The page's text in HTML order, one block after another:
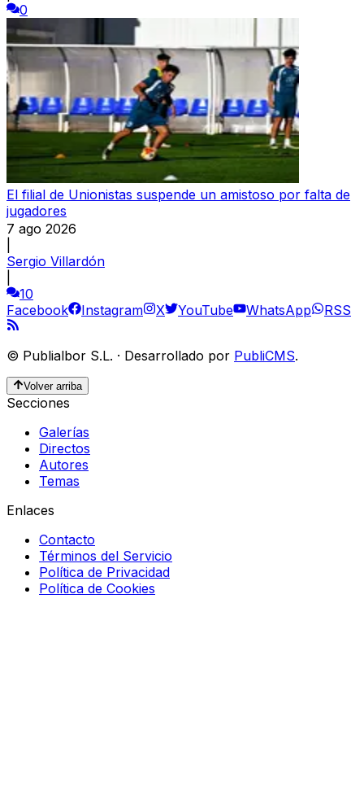
0
El filial de Unionistas suspende un amistoso por falta de
jugadores
7 ago 2026
Sergio Villardón
10
Facebook
Instagram X YouTube WhatsApp RSS
© Publialbor S.L. · Desarrollado por PubliCMS.
Volver arriba
Secciones
Galerías
Directos
Autores
Temas
Enlaces
Contacto
Términos del Servicio
Política de Privacidad
Política de Cookies